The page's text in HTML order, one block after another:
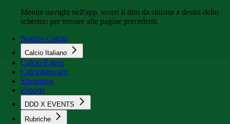
Mentre navighi nell'app, scorri il dito da sinistra a destra dello
schermo per tornare alle pagine precedenti
Notizie Calcio
Calcio Italiano
Calcio Estero
Calciomercato
Streaming
eSports
DDD X EVENTS
Rubriche